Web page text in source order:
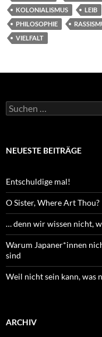
KOLONIALISMUS
LEIB
PHILOSOPHIE
VIELFALT
Suchen
nach:
NEUESTE BEITRÄGE
Entschuldige mal!
O Sister, Where Art Thou?
… denn wir wissen nicht,
Warum Japaner*innen
sind
Weil nicht sein kann, was
ARCHIV